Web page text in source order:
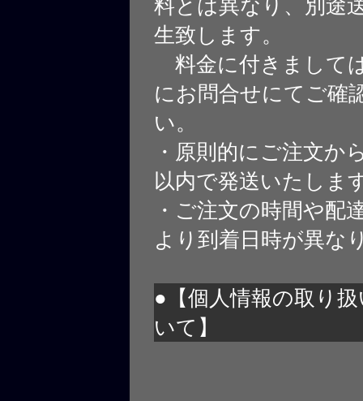
料とは異なり、別途
生致します。
料金に付きまして
にお問合せにてご確
い。
・原則的にご注文か
以内で発送いたしま
・ご注文の時間や配
より到着日時が異な
●【個人情報の取り
いて】